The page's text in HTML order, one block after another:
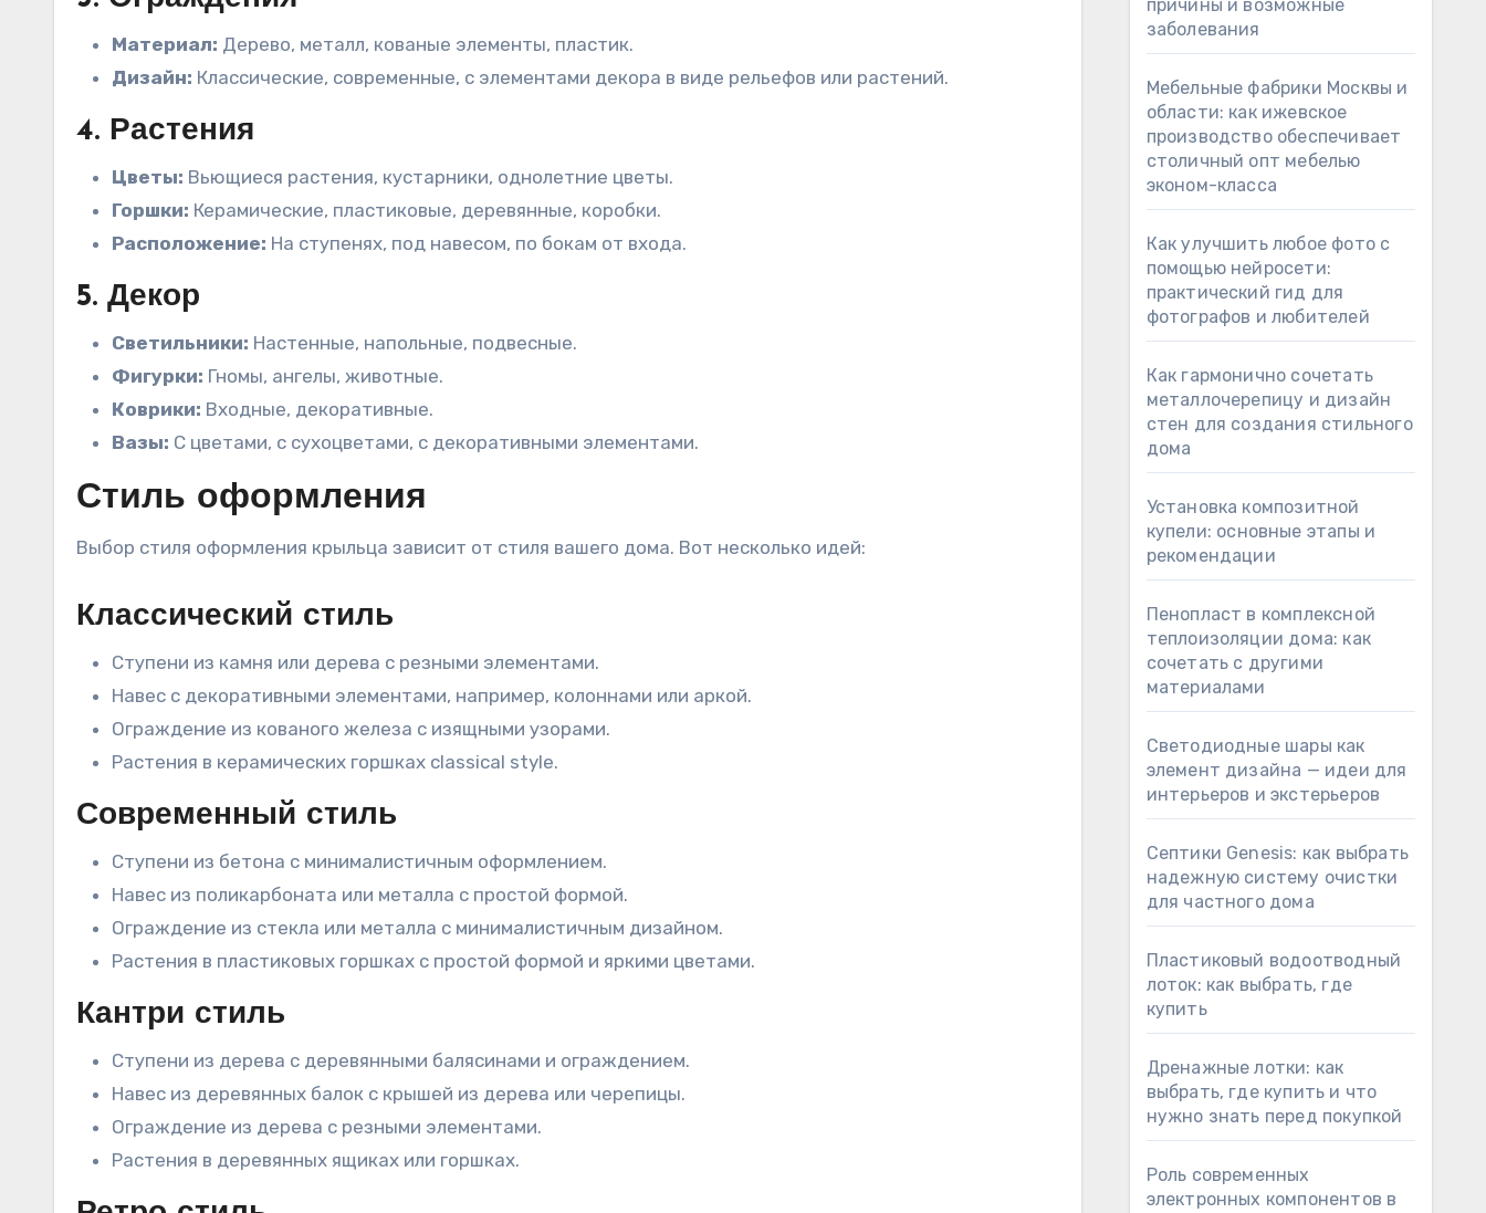
Материал: Дерево, металл, кованые элементы, пластик.
Дизайн: Классические, современные, с элементами декора в виде рельефов или растений.
4. Растения
Цветы: Вьющиеся растения, кустарники, однолетние цветы.
Горшки: Керамические, пластиковые, деревянные, коробки.
Расположение: На ступенях, под навесом, по бокам от входа.
5. Декор
Светильники: Настенные, напольные, подвесные.
Фигурки: Гномы, ангелы, животные.
Коврики: Входные, декоративные.
Вазы: С цветами, с сухоцветами, с декоративными элементами.
Стиль оформления
Выбор стиля оформления крыльца зависит от стиля вашего дома. Вот несколько идей:
Классический стиль
Ступени из камня или дерева с резными элементами.
Навес с декоративными элементами, например, колоннами или аркой.
Ограждение из кованого железа с изящными узорами.
Растения в керамических горшках classical style.
Современный стиль
Ступени из бетона с минималистичным оформлением.
Навес из поликарбоната или металла с простой формой.
Ограждение из стекла или металла с минималистичным дизайном.
Растения в пластиковых горшках с простой формой и яркими цветами.
Кантри стиль
Ступени из дерева с деревянными балясинами и ограждением.
Навес из деревянных балок с крышей из дерева или черепицы.
Ограждение из дерева с резными элементами.
Растения в деревянных ящиках или горшках.
причины и возможные
заболевания
Мебельные фабрики Москвы и
области: как ижевское
производство обеспечивает
столичный опт мебелью
эконом-класса
Как улучшить любое фото с
помощью нейросети:
практический гид для
фотографов и любителей
Как гармонично сочетать
металлочерепицу и дизайн
стен для создания стильного
дома
Установка композитной
купели: основные этапы и
рекомендации
Пенопласт в комплексной
теплоизоляции дома: как
сочетать с другими
материалами
Светодиодные шары как
элемент дизайна — идеи для
интерьеров и экстерьеров
Септики Genesis: как выбрать
надежную систему очистки
для частного дома
Пластиковый водоотводный
лоток: как выбрать, где
купить
Дренажные лотки: как
выбрать, где купить и что
нужно знать перед покупкой
Роль современных
электронных компонентов в